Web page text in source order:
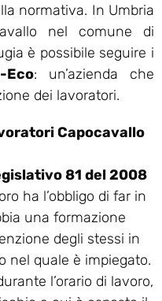
normativa. In Umbria
nel comune di
è possibile seguire i
Eco: un’azienda che
dei lavoratori.
Capocavallo
81 del 2008
ha l’obbligo di far in
una formazione
degli stessi in
nel quale è impiegato.
l’orario di lavoro,